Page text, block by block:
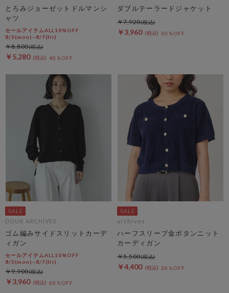
とろみジョーゼットドルマンシ
ャツ
セールアイテムALL10%OFF
8/3(mon)~8/7(fri)
￥5,280 40％OFF
￥8,800
ダブルテーラードジャケット
￥3,960 50％OFF
￥7,920
DOUX ARCHIVES
ゴム編みサイドスリットカーデ
ィガン
セールアイテムALL10%OFF
8/3(mon)~8/7(fri)
￥3,960 60％OFF
￥9,900
archives
ハーフスリーブ金ボタンニット
カーディガン
￥4,400 20％OFF
￥5,500